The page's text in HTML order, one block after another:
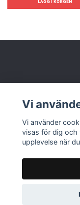
Läs mer
Vi
Vi använder
visas för dig och
upplevelse när